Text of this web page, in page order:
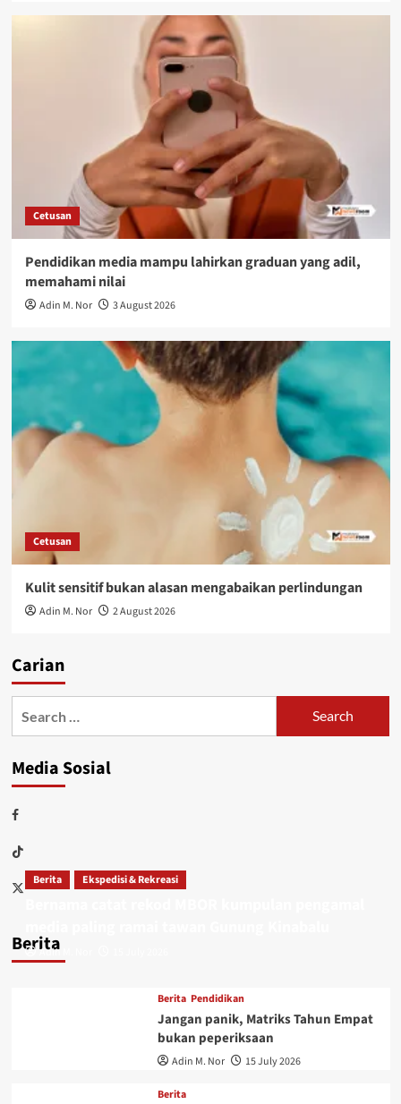
Cetusan
Pendidikan media mampu lahirkan graduan yang adil,
memahami nilai
Adin M. Nor 3 August 2026
Cetusan
Kulit sensitif bukan alasan mengabaikan perlindungan
Adin M. Nor 2 August 2026
Carian
Media Sosial
Berita
Berita Ekspedisi & Rekreasi
Adin M. Nor
Berita Pendidikan
Jangan panik, Matriks Tahun Empat
bukan peperiksaan
Adin M. Nor 15 July 2026
Berita